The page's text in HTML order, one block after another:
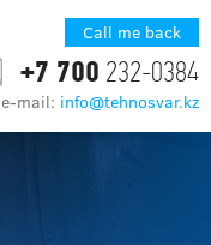
Call me back
+7 700 232-0384
e-mail: info@tehnosvar.kz